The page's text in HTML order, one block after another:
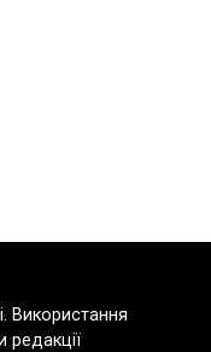
Використання
редакції